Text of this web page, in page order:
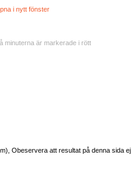
i nytt fönster
minuterna är markerade i rött
Obeservera att resultat på denna sida